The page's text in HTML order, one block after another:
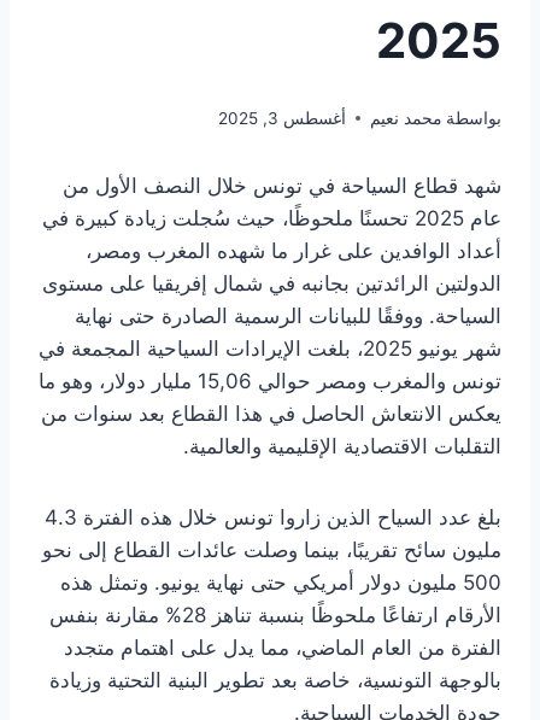
2025
بواسطة محمد نعيم أغسطس 3, 2025
شهد قطاع السياحة في تونس خلال النصف الأول من
عام 2025 تحسنًا ملحوظًا، حيث سُجلت زيادة كبيرة في
أعداد الوافدين على غرار ما شهده المغرب ومصر،
الدولتين الرائدتين بجانبه في شمال إفريقيا على مستوى
السياحة. ووفقًا للبيانات الرسمية الصادرة حتى نهاية
شهر يونيو 2025، بلغت الإيرادات السياحية المجمعة في
تونس والمغرب ومصر حوالي 15,06 مليار دولار، وهو ما
يعكس الانتعاش الحاصل في هذا القطاع بعد سنوات من
التقلبات الاقتصادية الإقليمية والعالمية.
بلغ عدد السياح الذين زاروا تونس خلال هذه الفترة 4.3
مليون سائح تقريبًا، بينما وصلت عائدات القطاع إلى نحو
500 مليون دولار أمريكي حتى نهاية يونيو. وتمثل هذه
الأرقام ارتفاعًا ملحوظًا بنسبة تناهز 28% مقارنة بنفس
الفترة من العام الماضي، مما يدل على اهتمام متجدد
بالوجهة التونسية، خاصة بعد تطوير البنية التحتية وزيادة
جودة الخدمات السياحية.